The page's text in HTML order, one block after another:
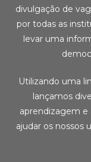
divulgação de
por todas as
levar uma
Utilizando uma
lançamos
aprendizagem e
ajudar os nossos